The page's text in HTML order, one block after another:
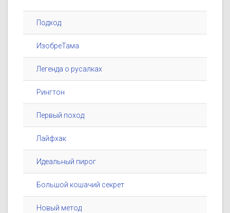
Подход
ИзобреТама
Легенда о русалках
Рингтон
Первый поход
Лайфхак
Идеальный пирог
Большой кошачий секрет
Новый метод